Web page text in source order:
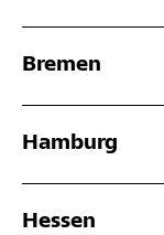
Bremen
Hamburg
Hessen